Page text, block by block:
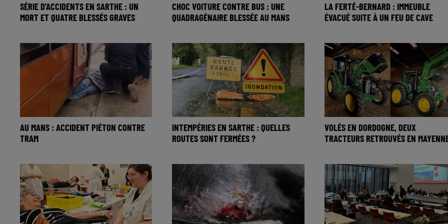
SÉRIE D'ACCIDENTS EN SARTHE : UN
MORT ET QUATRE BLESSÉS GRAVES
CHOC VOITURE CONTRE BUS : UNE
QUADRAGÉNAIRE BLESSÉE AU MANS
LA FERTÉ-BERNARD : IMMEUBLE
ÉVACUÉ SUITE À UN FEU DE CAVE
AU MANS : ACCIDENT PIÉTON CONTRE
TRAM
INTEMPÉRIES EN SARTHE : QUELLES
ROUTES SONT FERMÉES ?
VOLÉS EN DORDOGNE, DEUX
TRACTEURS RETROUVÉS EN